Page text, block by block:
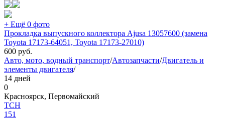
+ Ещё 0 фото
Прокладка выпускного коллектора Ajusa 13057600 (замена
Toyota 17173-64051, Toyota 17173-27010)
600 руб.
Авто, мото, водный транспорт/Автозапчасти/Двигатель и
элементы двигателя/
14 дней
0
Красноярск, Первомайский
TCH
151